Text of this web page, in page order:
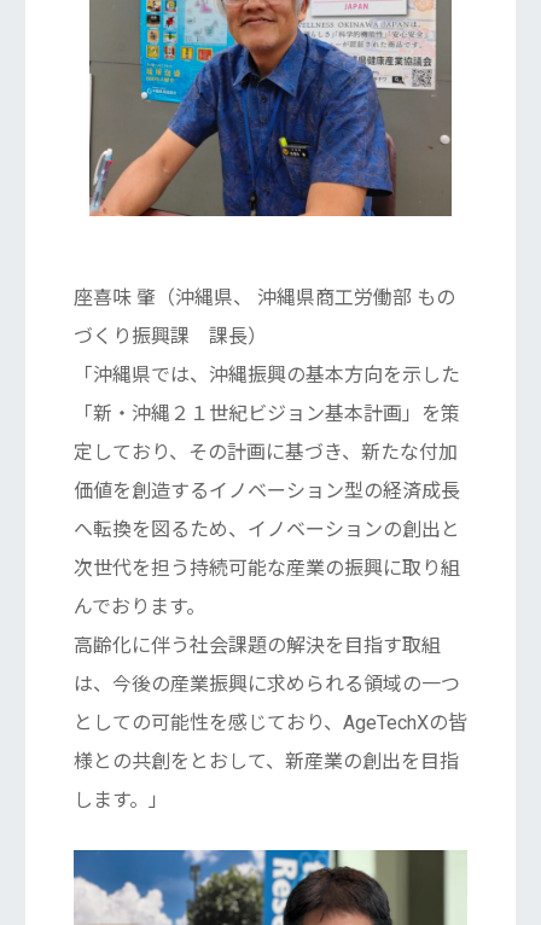
座喜味 肇（沖縄県、 沖縄県商工労働部 もの
づくり振興課 課長）
「沖縄県では、沖縄振興の基本方向を示した
「新・沖縄２１世紀ビジョン基本計画」を策
定しており、その計画に基づき、新たな付加
価値を創造するイノベーション型の経済成長
へ転換を図るため、イノベーションの創出と
次世代を担う持続可能な産業の振興に取り組
んでおります。
高齢化に伴う社会課題の解決を目指す取組
は、今後の産業振興に求められる領域の一つ
としての可能性を感じており、AgeTechXの皆
様との共創をとおして、新産業の創出を目指
します。」